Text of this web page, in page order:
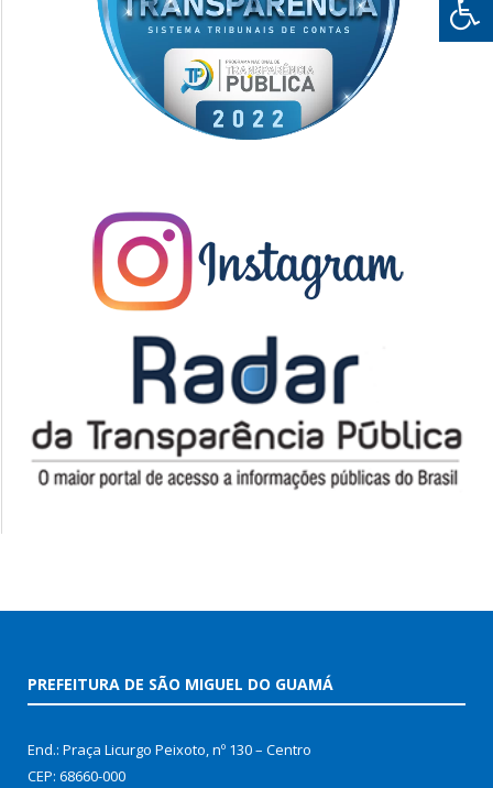
PREFEITURA DE SÃO MIGUEL DO GUAMÁ
End.: Praça Licurgo Peixoto, nº 130 – Centro
CEP: 68660-000